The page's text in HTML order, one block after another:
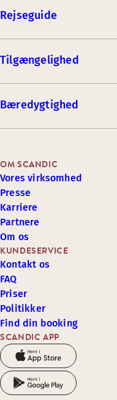
Rejseguide
Tilgængelighed
Bæredygtighed
SCANDIC APP
KUNDESERVICE
Kontakt os
FAQ
Priser
Politikker
Find din booking
OM SCANDIC
Vores virksomhed
Presse
Karriere
Partnere
Om os